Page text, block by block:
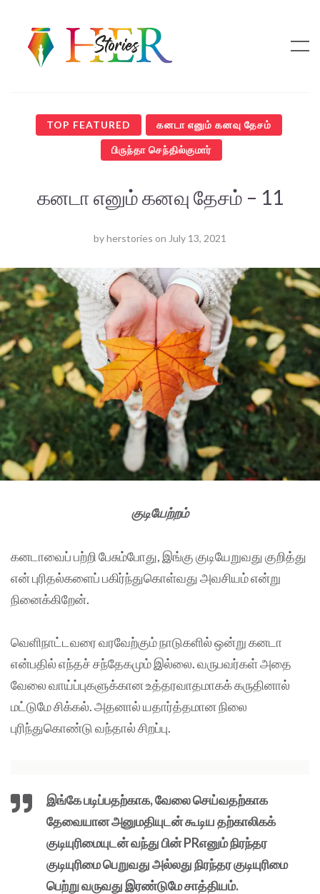
TOP FEATURED கனடா எனும் கனவு தேசம்
பிருந்தா செந்தில்குமார்
கனடா எனும் கனவு தேசம் – 11
byherstories on July 13, 2021
குடியேற்றம்
கனடாவைப் பற்றி பேசும்போது, இங்கு குடியேறுவது குறித்து
என் புரிதல்களைப் பகிர்ந்துகொள்வது அவசியம் என்று
நினைக்கிறேன்.
வெளிநாட்டவரை வரவேற்கும் நாடுகளில் ஒன்று கனடா
என்பதில் எந்தச் சந்தேகமும் இல்லை. வருபவர்கள் அதை
வேலை வாய்ப்புகளுக்கான உத்தரவாதமாகக் கருதினால்
மட்டுமே சிக்கல். அதனால் யதார்த்தமான நிலை
புரிந்துகொண்டு வந்தால் சிறப்பு.
இங்கே படிப்பதற்காக, வேலை செய்வதற்காக
தேவையான அனுமதியுடன் கூடிய தற்காலிகக்
குடியுரிமையுடன் வந்து பின் PRஎனும் நிரந்தர
குடியுரிமை பெறுவது அல்லது நிரந்தர குடியுரிமை
பெற்று வருவது இரண்டுமே சாத்தியம்.